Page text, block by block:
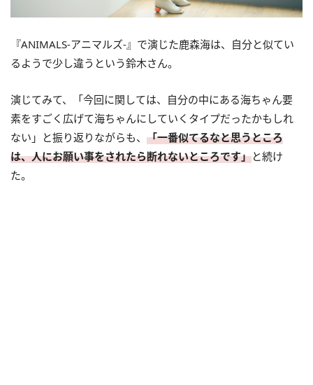
『ANIMALS-アニマルズ-』で演じた鹿森海は、自分と似てい
るようで少し違うという鈴木さん。
演じてみて、「今回に関しては、自分の中にある海ちゃん要
素をすごく広げて海ちゃんにしていくタイプだったかもしれ
ない」と振り返りながらも、 「一番似てるなと思うところ
は、人にお願い事をされたら断れないところです」と続け
た。